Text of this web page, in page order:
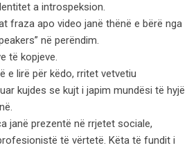
a introspeksion.
fraza apo video janë thënë e bërë nga
në perëndim.
të kopjeve.
e lirë për këdo, rritet vetvetiu
kujdes se kujt i japim mundësi të hyjë
janë prezentë në rrjetet sociale,
të vërtetë. Këta të fundit i